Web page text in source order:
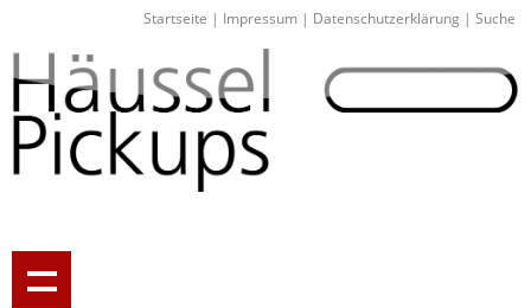
Startseite | Impressum | Datenschutzerklärung | Suche